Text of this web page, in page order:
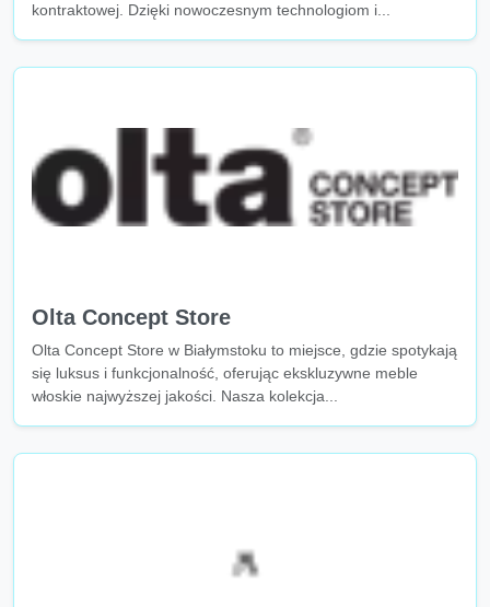
kontraktowej. Dzięki nowoczesnym technologiom i...
Olta Concept Store
Olta Concept Store w Białymstoku to miejsce, gdzie spotykają
się luksus i funkcjonalność, oferując ekskluzywne meble
włoskie najwyższej jakości. Nasza kolekcja...